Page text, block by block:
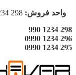
واحد فروش:
298 1234 990
296 1234 0990
295 1234 0990